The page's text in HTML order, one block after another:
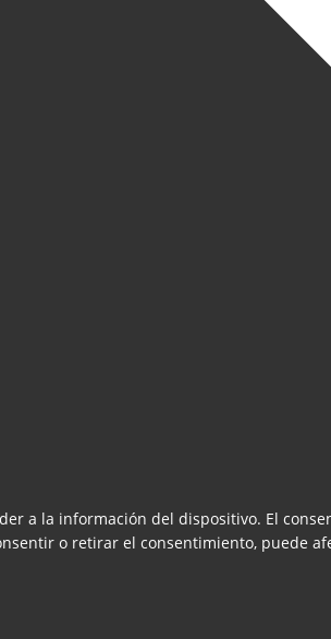
a la información del dispositivo. El
o retirar el consentimiento, puede